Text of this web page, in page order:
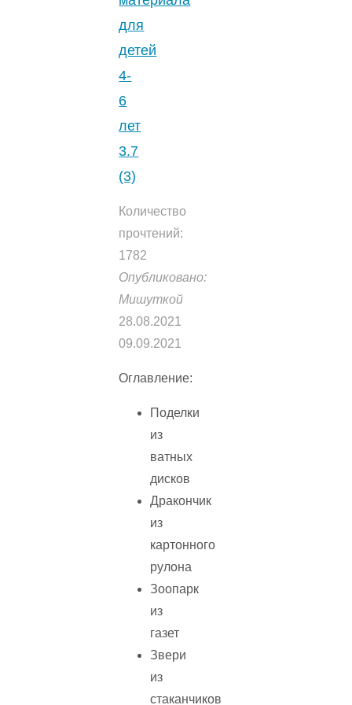
схемами.
1
(1)"
для
детей
4-
6
лет
3.7
(3)
Количество
прочтений:
1782
Опубликовано:
Мишуткой
28.08.2021
09.09.2021
Оглавление:
Поделки
из
ватных
дисков
Дракончик
из
картонного
рулона
Зоопарк
из
газет
Звери
из
стаканчиков